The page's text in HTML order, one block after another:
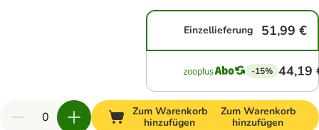
Einzellieferung 51,99 €
-15% 44,19
Zum Warenkorb
hinzufügen
Zum Warenkorb
hinzufügen